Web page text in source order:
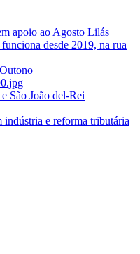
apoio ao Agosto Lilás
São João del-Rei
e reforma tributária